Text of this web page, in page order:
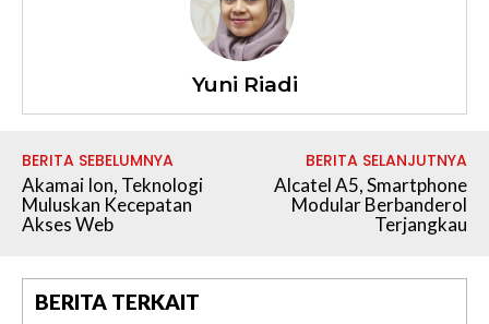
Yuni Riadi
BERITA SEBELUMNYA
Akamai Ion, Teknologi
Muluskan Kecepatan
Akses Web
BERITA SELANJUTNYA
Alcatel A5, Smartphone
Modular Berbanderol
Terjangkau
BERITA TERKAIT